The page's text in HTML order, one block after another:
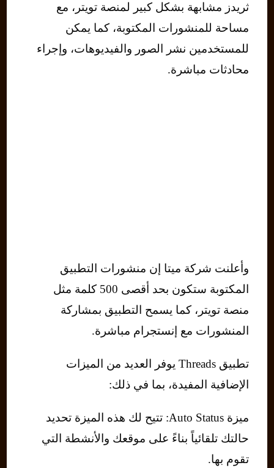
ثريدز مشابهة بشكل كبير لمنصة تويتر، مع
مساحة للمنشورات المكتوبة، كما يمكن
للمستخدمين نشر الصور والفيديوهات، وإجراء
محادثات مباشرة.
وأعلنت شركة ميتا إن منشورات التطبيق
المكتوبة ستكون بحد أقصى 500 كلمة مثل
منصة تويتر، كما يسمح التطبيق بمشاركة
المنشورات مع إنستجرام مباشرة.
تطبيق Threads يوفر العديد من الميزات
الإضافية المفيدة، بما في ذلك:
ميزة Auto Status: تتيح لك هذه الميزة تحديد
حالتك تلقائياً بناءً على موقعك والأنشطة التي
تقوم بها.